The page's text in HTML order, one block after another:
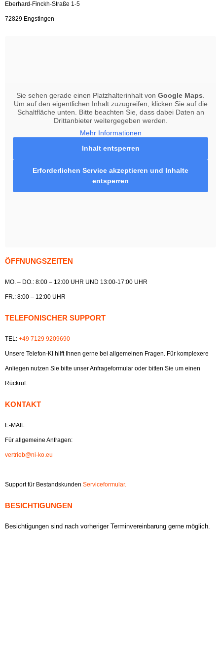
Eberhard-Finckh-Straße 1-5
72829 Engstingen
Sie sehen gerade einen Platzhalterinhalt von Google Maps
Um auf den eigentlichen Inhalt zuzugreifen, klicken Sie auf die
Schaltfläche unten. Bitte beachten Sie, dass dabei Daten an
Drittanbieter weitergegeben werden.
Mehr Informationen
Inhalt entsperren
Erforderlichen Service akzeptieren und Inhalte
entsperren
ÖFFNUNGSZEITEN
MO. – DO.: 8:00 – 12:00 UHR UND 13:00-17:00 UHR
FR.: 8:00 – 12:00 UHR
TELEFONISCHER SUPPORT
TEL: +49 7129 9209690
Unsere Telefon-KI hilft Ihnen gerne bei allgemeinen Fragen. Für komplexere
Anliegen nutzen Sie bitte unser Anfrageformular oder bitten Sie um einen
Rückruf.
KONTAKT
E-MAIL
Für allgemeine Anfragen:
vertrieb@ni-ko.eu
Support für Bestandskunden Serviceformular.
BESICHTIGUNGEN
Besichtigungen sind nach vorheriger Terminvereinbarung gerne möglich.